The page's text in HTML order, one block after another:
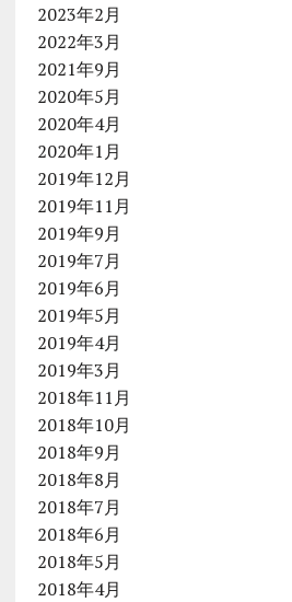
2023年2月
2022年3月
2021年9月
2020年5月
2020年4月
2020年1月
2019年12月
2019年11月
2019年9月
2019年7月
2019年6月
2019年5月
2019年4月
2019年3月
2018年11月
2018年10月
2018年9月
2018年8月
2018年7月
2018年6月
2018年5月
2018年4月